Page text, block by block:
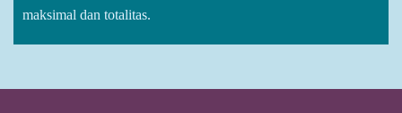
maksimal dan totalitas.